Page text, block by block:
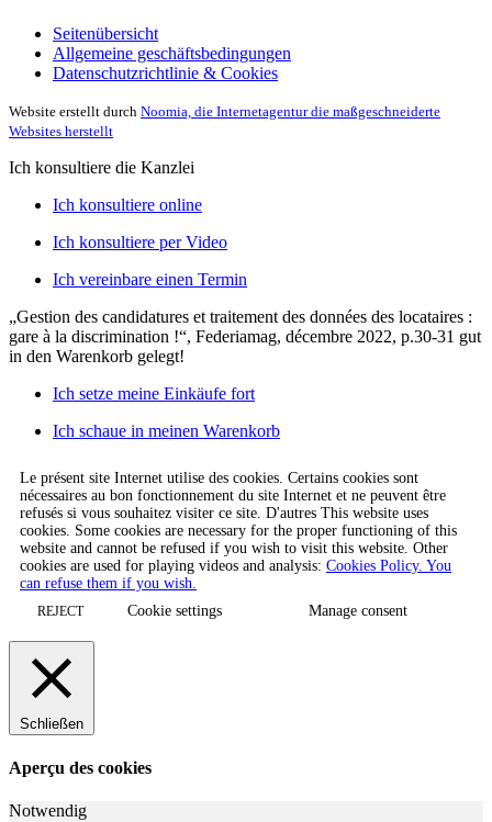
Seitenübersicht
Allgemeine geschäftsbedingungen
Datenschutzrichtlinie & Cookies
Website erstellt durch Noomia, die Internetagentur die maßgeschneiderte
Websites herstellt
Ich konsultiere die Kanzlei
Ich konsultiere online
Ich konsultiere per Video
Ich vereinbare einen Termin
„Gestion des candidatures et traitement des données des locataires :
gare à la discrimination !“, Federiamag, décembre 2022, p.30-31 gut
in den Warenkorb gelegt!
Ich setze meine Einkäufe fort
Ich schaue in meinen Warenkorb
Le présent site Internet utilise des cookies. Certains cookies sont
nécessaires au bon fonctionnement du site Internet et ne peuvent être
refusés si vous souhaitez visiter ce site. D'autres This website uses
cookies. Some cookies are necessary for the proper functioning of this
website and cannot be refused if you wish to visit this website. Other
cookies are used for playing videos and analysis: Cookies Policy. You
can refuse them if you wish.
REJECT Cookie settings Manage consent
Schließen
Aperçu des cookies
Notwendig